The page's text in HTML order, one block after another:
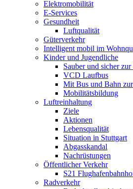
Elektromobilität
E-Services
Gesundheit
Luftqualität
Güterverkehr
Intelligent mobil im
Kinder und Jugendliche
Sauber und sicher
VCD Laufbus
Mit Bus und Bahn
Mobilitätsbildung
Luftreinhaltung
Ziele
Aktionen
Lebensqualität
Situation in Stuttgart
Abgasskandal
Nachrüstungen
Öffentlicher Verkehr
S21
Radverkehr